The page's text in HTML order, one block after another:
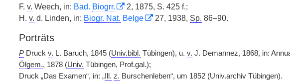
F. v. Weech, in: Bad. Biogrr.
2, 1875, S. 425 f.;
H. v. d. Linden, in: Biogr. Nat. Belge 27, 1938, Sp. 86–90.
Porträts
PDruck v. L. Baruch, 1845 (Univ.bibl. Tübingen), u. v. J. Demannez, 1868, in:
Ölgem., 1878 (Univ. Tübingen, Prof.gal.);
Druck „Das Examen“, in: „Ill. z. Burschenleben“, um 1852 (Univ.archiv Tübingen).